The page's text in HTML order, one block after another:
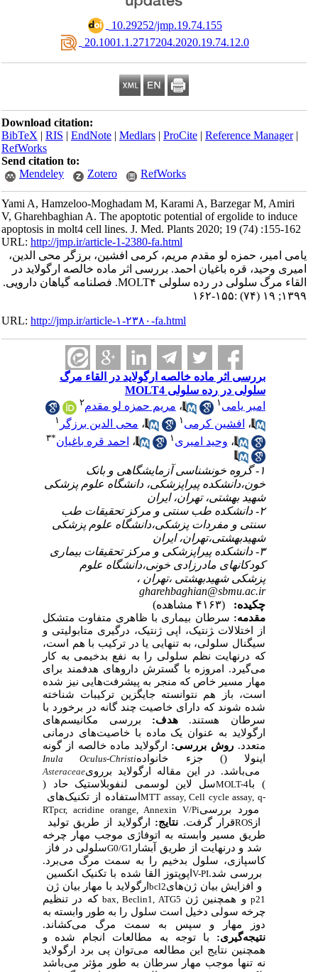
‎ 10.29252/jmp.19.74.155
‎ 20.1001.1.2717204.2020.19.74.12.0
Download citation:
BibTeX|RIS|EndNote|Medlars|ProCite|Reference Manager
RefWorks
Send citation to:
Mendeley
Zotero RefWorks
Yami A, Hamzeloo-Moghadam M, Karami A, Barzegar M, Amiri
V, Gharehbaghian A. The apoptotic potential of ergolide to induce
apoptosis in molt4 cell lines. J. Med. Plants 2020; 19 (74) :155-162
URL:http://jmp.ir/article-1-2380-fa.html
امیر، حمزه لو مقدم مریم، کرمی افشین، برزگر محی الدین،
وحید، قره باغیان احمد. بررسی اثر ماده خالصه ارگولاید در
القاء مرگ سلولی در رده سلولی MOLT۴. فصلنامه گياهان دارویی.
(۷۴) :۱۵۵-۱۶۲
URL:http://jmp.ir/article-۱-۲۳۸۰-fa.html
بررسی اثر ماده خالصه ارگولاید در القاء مرگ
سلولی در رده سلولی MOLT4
امیر یامی۱ ،مریم حمزه لو مقدم۲
،افشین کرمی ،محی الدین برزگر۱
،وحید امیری ،احمد قره باغیان ۳
۱- گروه خونشناسی آزمایشگاهی و بانک
خون،دانشکده پیراپزشکی، دانشگاه علوم پزشکی
شهید بهشتی، تهران، ایران
۲- دانشکده طب سنتی و مرکز تحقیقات طب
سنتی و مفردات پزشکی،دانشگاه علوم پزشکی
شهیدبهشتی،تهران، ایران
۳- دانشکده پیراپزشکی و مرکز تحقیقات بیماری
کودکانهای مادرزادی خونی،دانشگاه علوم
پزشکی شهیدبهشتی ،تهران ،
gharehbaghian@sbmu.ac.ir
چکیده:
(۴۱۶۳ مشاهده)
مقدمه:سرطان بیماری با ظاهری متفاوت متشکل
از اختلالات ‍‍ژنتیک، اپی ژنتیک، درگیری متابولیتی و
سیگنال سلولی، به تنهایی یا در ترکیب با هم است،
که درنهایت نظم سلولی را به نفع بدخیمی به کار
می‌گیرد. امروزه با گسترش داروهای هدفمند برای
مهار مسیر خاص که منجر به پیشرفت‌هایی نیز شده
است، باز هم نتوانسته جایگزین ترکیبات شناخته
شده شوند که دارای خاصیت چند گانه در برخورد با
سرطان هستند.هدف:بررسی مکانیسم‌های
ارگولاید به عنوان یک ماده با خاصیت‌های درمانی
متعدد.روش بررسی:ارگولاید ماده خالصه از گونه‌
اینولا (‌
Inula Oculus-Christi) جزء خانواده
Asteraceaeمی‌باشد. در این مقاله ارگولاید برروی
سل لاین لوسمی لنفوبلاستیک حاد (MOLT-4
استفاده از تکنیک‌های ‌‌MTT assay, Cell cycle assay, q-
RTpcr, acridine orange, Annexin V/Piمورد بررسی
قرار گرفت.نتایج:ارگولاید از طریق تولید ROS
طریق مسیر وابسته به اتوفاژی موجب مهار چرخه
سلولی در فازG0/G1‌ شد و درنهایت از طریق آبشار
کاسپازی، سلول بدخیم را به سمت مرگ می‌برد.
اپوپتوز القا شده با تکنیک انکسینV-PIبررسی شد.
ارگولاید با مهار بیان ژنbcl2و افزایش بیان ژن‌های
bax, Beclin1, ATG5و همچنین ژن
که در تنظیم
چرخه سولی دخیل است سلول را به طور وابسته به
دوز مهار و سپس به سمت مرگ می‌کشاند.
نتیجه‌گیری:با توجه به مطالعات انجام شده و
همچنین نتایج این مطالعه می‌توان پی برد ارگولاید
نه تنها موجب مهار سرطان به طور مؤثر می‌باشد